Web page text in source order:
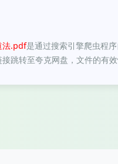
法.pdf是通过搜索引擎爬虫程
跳转至夸克网盘，文件的有